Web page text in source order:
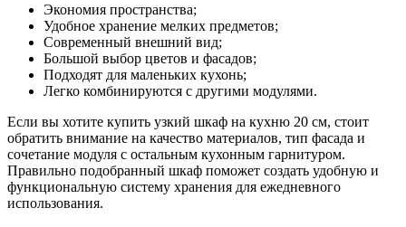
Экономия пространства;
Удобное хранение мелких предметов;
Современный внешний вид;
Большой выбор цветов и фасадов;
Подходят для маленьких кухонь;
Легко комбинируются с другими модулями.
Если вы хотите купить узкий шкаф на кухню 20 см, стоит
обратить внимание на качество материалов, тип фасада и
сочетание модуля с остальным кухонным гарнитуром.
Правильно подобранный шкаф поможет создать удобную и
функциональную систему хранения для ежедневного
использования.